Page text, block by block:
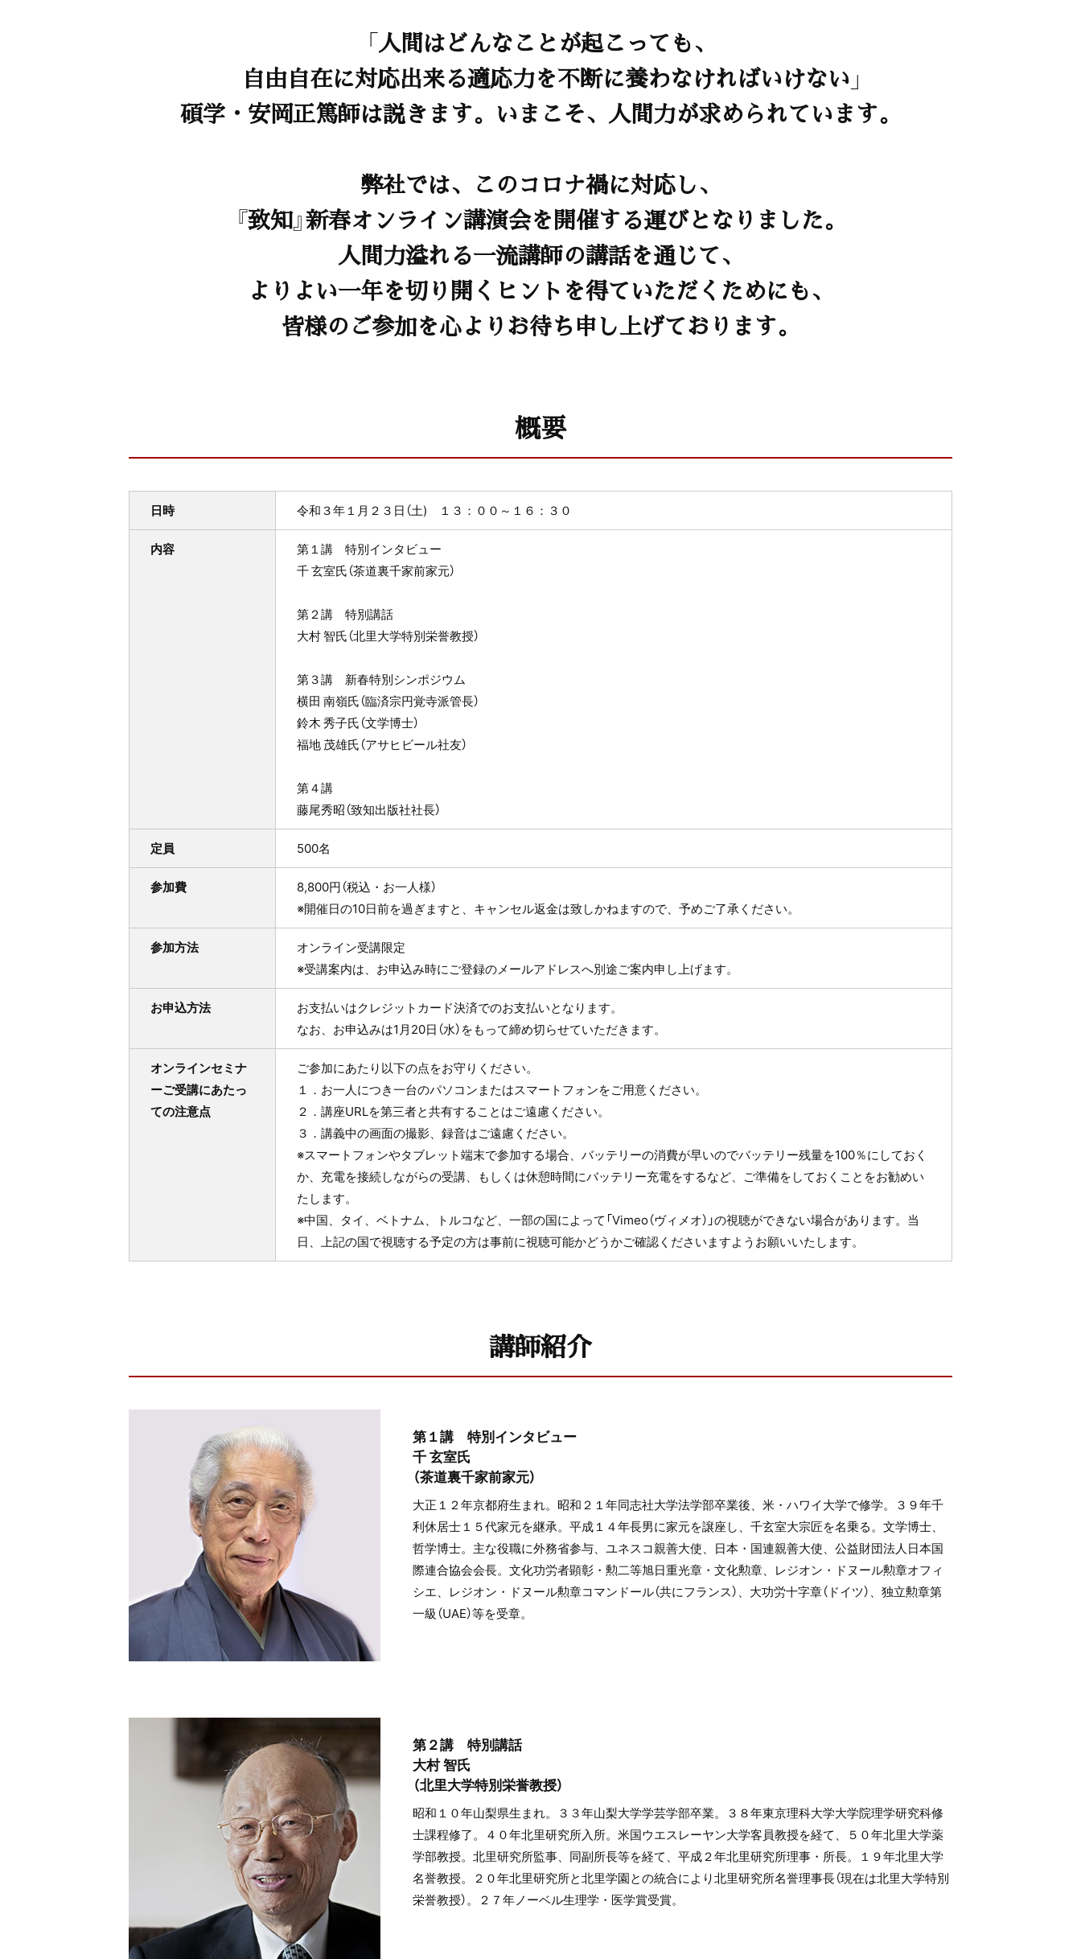
「人間はどんなことが起こっても、
自由自在に対応出来る適応力を不断に養わなければいけない」
碩学・安岡正篤師は説きます。いまこそ、人間力が求められています。
弊社では、このコロナ禍に対応し、
『致知』新春オンライン講演会を開催する運びとなりました。
人間力溢れる一流講師の講話を通じて、
よりよい一年を切り開くヒントを得ていただくためにも、
皆様のご参加を心よりお待ち申し上げております。
概要
日時 令和３年１月２３日（土) １３：００～１６：３０
内容
第１講 特別インタビュー
千 玄室氏（茶道裏千家前家元）
第２講 特別講話
大村 智氏（北里大学特別栄誉教授）
第３講 新春特別シンポジウム
横田 南嶺氏（臨済宗円覚寺派管長）
鈴木 秀子氏（文学博士）
福地 茂雄氏（アサヒビール社友）
第４講
藤尾秀昭（致知出版社社長）
定員 500名
参加費
8,800円（税込・お一人様）
※開催日の10日前を過ぎますと、キャンセル返金は致しかねますので、予めご了承ください。
参加方法
オンライン受講限定
※受講案内は、お申込み時にご登録のメールアドレスへ別途ご案内申し上げます。
お申込方法
お支払いはクレジットカード決済でのお支払いとなります。
なお、お申込みは1月20日（水）をもって締め切らせていただきます。
オンラインセミナ
ーご受講にあたっ
ての注意点
ご参加にあたり以下の点をお守りください。
１．お一人につき一台のパソコンまたはスマートフォンをご用意ください。
２．講座URLを第三者と共有することはご遠慮ください。
３．講義中の画面の撮影、録音はご遠慮ください。
※スマートフォンやタブレット端末で参加する場合、バッテリーの消費が早いのでバッテリー残量を100％にしておく
か、充電を接続しながらの受講、もしくは休憩時間にバッテリー充電をするなど、ご準備をしておくことをお勧めい
たします。
※中国、タイ、ベトナム、トルコなど、一部の国によって「Vimeo（ヴィメオ）」の視聴ができない場合があります。当
日、上記の国で視聴する予定の方は事前に視聴可能かどうかご確認くださいますようお願いいたします。
講師紹介
第１講 特別インタビュー
千 玄室氏
（茶道裏千家前家元）
大正１２年京都府生まれ。昭和２１年同志社大学法学部卒業後、米・ハワイ大学で修学。３９年千
利休居士１５代家元を継承。平成１４年長男に家元を譲座し、千玄室大宗匠を名乗る。文学博士、
哲学博士。主な役職に外務省参与、ユネスコ親善大使、日本・国連親善大使、公益財団法人日本国
際連合協会会長。文化功労者顕彰・勲二等旭日重光章・文化勲章、レジオン・ドヌール勲章オフィ
シエ、レジオン・ドヌール勲章コマンドール（共にフランス）、大功労十字章（ドイツ）、独立勲章第
一級（UAE）等を受章。
第２講 特別講話
大村 智氏
（北里大学特別栄誉教授）
昭和１０年山梨県生まれ。３３年山梨大学学芸学部卒業。３８年東京理科大学大学院理学研究科修
士課程修了。４０年北里研究所入所。米国ウエスレーヤン大学客員教授を経て、５０年北里大学薬
学部教授。北里研究所監事、同副所長等を経て、平成２年北里研究所理事・所長。１９年北里大学
名誉教授。２０年北里研究所と北里学園との統合により北里研究所名誉理事長（現在は北里大学特別
栄誉教授）。２７年ノーベル生理学・医学賞受賞。